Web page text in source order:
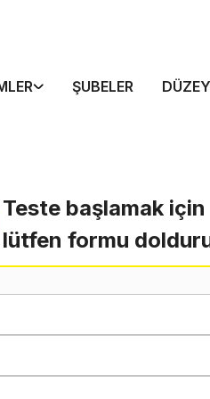
ŞUBELER
Teste başlamak için
lütfen formu